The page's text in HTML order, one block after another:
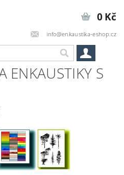
info@enkaustika-eshop.cz
0 Kč
ENKAUSTIKY S